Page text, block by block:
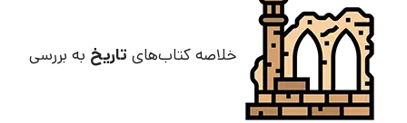
خلاصه کتاب‌های تاریخ به بررسی